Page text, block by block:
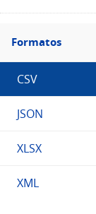
Filtro
Formatos
Formatos
CSV
JSON
XLSX
XML